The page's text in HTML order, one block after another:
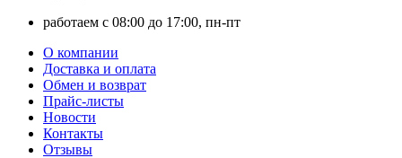
работаем с 08:00 до 17:00, пн-пт
О компании
Доставка и оплата
Обмен и возврат
Прайс-листы
Новости
Контакты
Отзывы